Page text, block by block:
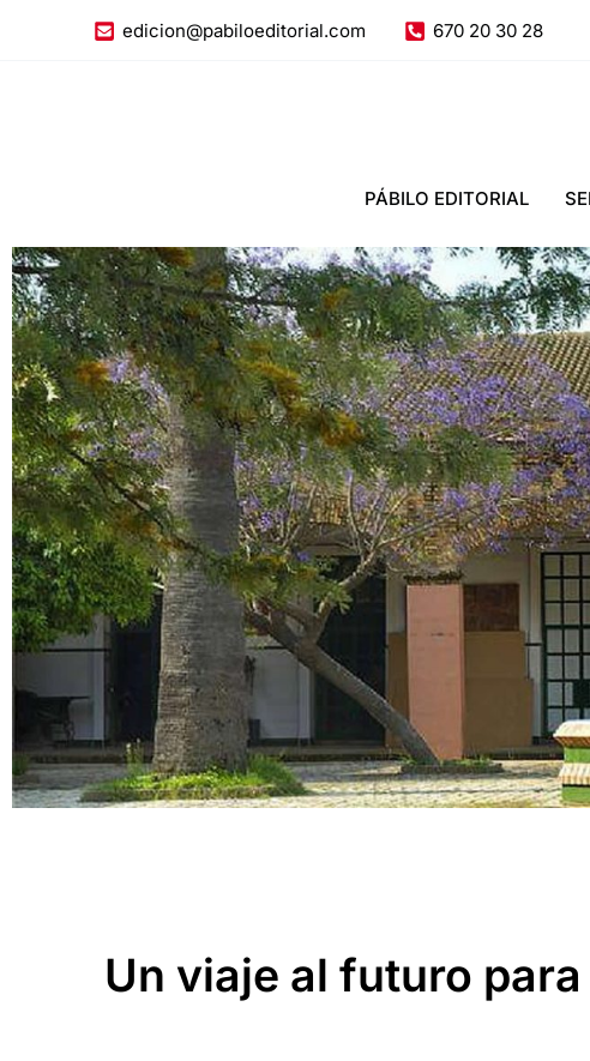
edicion@pabiloeditorial.com 670 20 30 28
PÁBILO EDITORIAL
Un viaje al futuro